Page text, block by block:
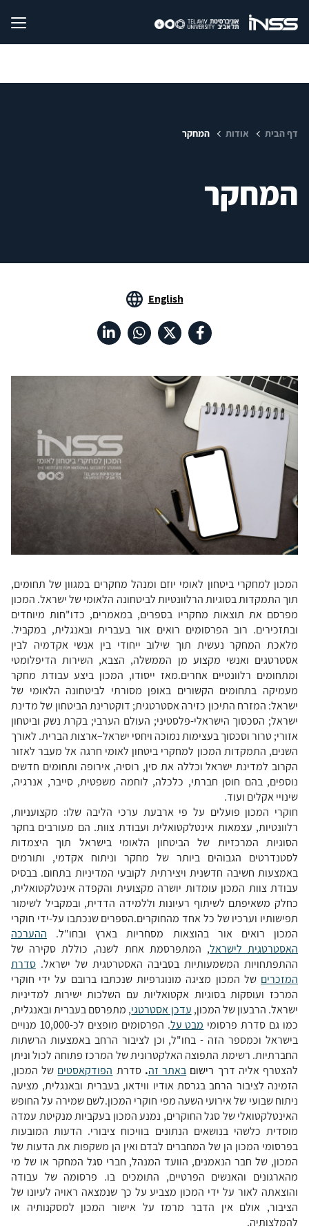
דף הבית אודות המחקר
המחקר
English
המכון למחקרי ביטחון לאומי יוזם ומנהל מחקרים במגוון של תחומים,
תוך התמקדות בסוגיות הרלוונטיות לביטחונה הלאומי של ישראל. המכון
מפרסם את תוצאות מחקריו בספרים, במאמרים, כדו"חות מיוחדים
ובתזכירים. רוב הפרסומים רואים אור בעברית ובאנגלית, במקביל.
מלאכת המחקר נעשית תוך שילוב ייחודי בין אנשי אקדמיה לבין
אסטרטגים ואנשי מקצוע מן הממשלה, הצבא, השירות הדיפלומטי
ומתחומים רלוונטיים אחרים.מאז ייסודו, המכון ביצע עבודת מחקר
מעמיקה בתחומים הקשורים באופן מסורתי לביטחונה הלאומי של
ישראל: המזרח התיכון כזירה אסטרטגית; דוקטרינת הביטחון של מדינת
ישראל; הסכסוך הישראלי-פלסטיני; העולם הערבי; בקרת נשק וביטחון
אזורי; טרור וסכסוך בעצימות נמוכה ויחסי ישראל–ארצות הברית. לאורך
השנים, התמקדות המכון למחקרי ביטחון לאומי חרגה אל מעבר לאזור
הקרוב למדינת ישראל וכללה את סין, רוסיה, אירופה ותחומים חדשים
נוספים, בהם חוסן חברתי, כלכלה, לוחמה משפטית, סייבר, אנרגיה,
שינויי אקלים ועוד.
חוקרי המכון פועלים על פי ארבעת ערכי הליבה שלו: מקצועניות,
רלוונטיות, עצמאות אינטלקטואלית ועבודת צוות. הם מעורבים בחקר
הסוגיות המרכזיות של הביטחון הלאומי בישראל תוך היצמדות
לסטנדרטים הגבוהים ביותר של מחקר וניתוח אקדמי, ותורמים
באמצעות חשיבה חדשנית ויצירתית לקובעי המדיניות בתחום. בבסיס
עבודת צוות המכון עומדות יושרה מקצועית והקפדה אינטלקטואלית,
כחלק משאיפתם לשיתוף רעיונות וללמידה הדדית, ובמקביל לשימור
תפישותיו וערכיו של כל אחד מהחוקרים.הספרים שנכתבו על-ידי חוקרי
המכון רואים אור בהוצאות מסחריות בארץ ובחו"ל. ההערכה
האסטרטגית לישראל, המתפרסמת אחת לשנה, כוללת סקירה של
ההתפתחויות המשמעותיות בסביבה האסטרטגית של ישראל. סדרת
המזכרים של המכון מציגה מונוגרפיות שנכתבו ברובם על ידי חוקרי
המרכז ועוסקות בסוגיות אקטואליות עם השלכות ישירות למדיניות
ישראל. הרבעון של המכון, עדכן אסטרטגי, מתפרסם בעברית ובאנגלית,
כמו גם סדרת פרסומי מבט על
. הפרסומים מופצים לכ-10,000 מנויים
בישראל וכמספר הזה - בחו"ל, וכן לציבור הרחב באמצעות הרשתות
החברתיות. רשימת התפוצה האלקטרונית של המרכז פתוחה לכול וניתן
להצטרף אליה דרך רישום באתר זה.סדרת הפודקאסטים של המכון,
הזמינה לציבור הרחב בגרסת אודיו ווידאו, בעברית ובאנגלית, מציעה
ניתוח שבועי של אירועי השעה מפי חוקרי המכון.לשם שמירה על החופש
האינטלקטואלי של סגל החוקרים, נמנע המכון בעקביות מנקיטת עמדה
מוסדית כלשהי בנושאים הנתונים בוויכוח ציבורי. הדעות המובעות
בפרסומי המכון הן של המחברים לבדם ואין הן משקפות את הדעות של
המכון, של חבר הנאמנים, הוועד המנהל, חברי סגל המחקר או של מי
מהארגונים והאנשים הפרטיים, התומכים בו. פרסומה של עבודה
והוצאתה לאור על ידי המכון מצביע על כך שנמצאה ראויה לעיונו של
הציבור, אולם אין הדבר מרמז על אישור המכון למסקנותיה או
להמלצותיה.